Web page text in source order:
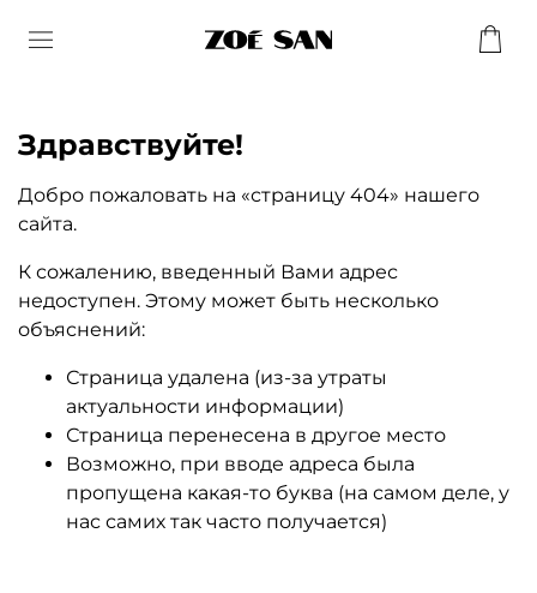
Здравствуйте!
Добро пожаловать на «страницу 404» нашего
сайта.
К сожалению, введенный Вами адрес
недоступен. Этому может быть несколько
объяснений:
Страница удалена (из-за утраты
актуальности информации)
Страница перенесена в другое место
Возможно, при вводе адреса была
пропущена какая-то буква (на самом деле, у
нас самих так часто получается)